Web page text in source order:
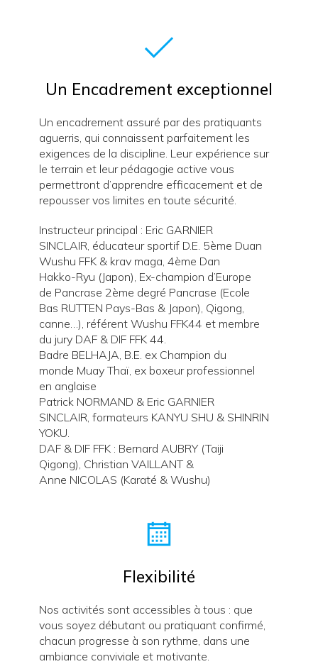
Un Encadrement exceptionnel
Un encadrement assuré par des pratiquants
aguerris, qui connaissent parfaitement les
exigences de la discipline. Leur expérience sur
le terrain et leur pédagogie active vous
permettront d’apprendre efficacement et de
repousser vos limites en toute sécurité.
Instructeur principal : Eric GARNIER
SINCLAIR, éducateur sportif D.E. 5ème Duan
Wushu FFK & krav maga, 4ème Dan
Hakko-Ryu (Japon), Ex-champion d’Europe
de Pancrase 2ème degré Pancrase (Ecole
Bas RUTTEN Pays-Bas & Japon), Qigong,
canne…), référent Wushu FFK44 et membre
du jury DAF & DIF FFK 44.
Badre BELHAJA, B.E. ex Champion du
monde Muay Thaï, ex boxeur professionnel
en anglaise
Patrick NORMAND & Eric GARNIER
SINCLAIR, formateurs KANYU SHU & SHINRIN
YOKU.
DAF & DIF FFK : Bernard AUBRY (Taiji
Qigong), Christian VAILLANT &
Anne NICOLAS (Karaté & Wushu)
Flexibilité
Nos activités sont accessibles à tous : que
vous soyez débutant ou pratiquant confirmé,
chacun progresse à son rythme, dans une
ambiance conviviale et motivante.